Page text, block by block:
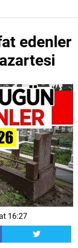
edenler
16:27